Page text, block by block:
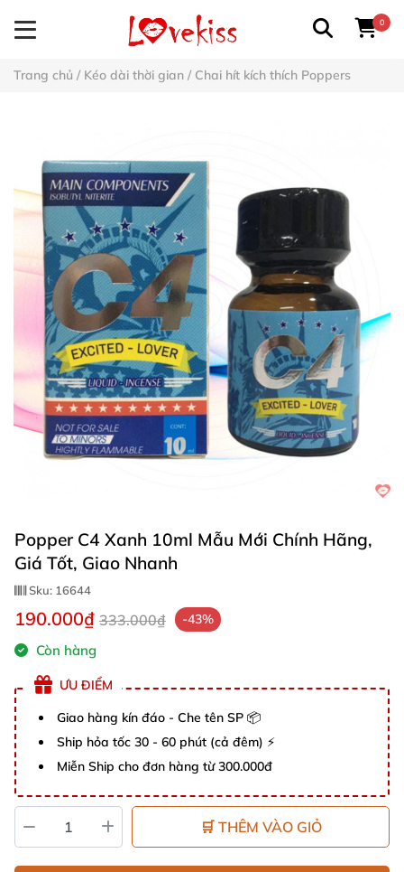
0
Trang chủ / Kéo dài thời gian / Chai hít kích thích Poppers
Popper C4 Xanh 10ml Mẫu Mới Chính Hãng,
Giá Tốt, Giao Nhanh
Sku: 16644
190.000₫ 333.000₫ -43%
Còn hàng
ƯU ĐIỂM
Giao hàng kín đáo - Che tên SP 📦
Ship hỏa tốc 30 - 60 phút (cả đêm) ⚡
Miễn Ship cho đơn hàng từ 300.000đ
🛒 THÊM VÀO GIỎ